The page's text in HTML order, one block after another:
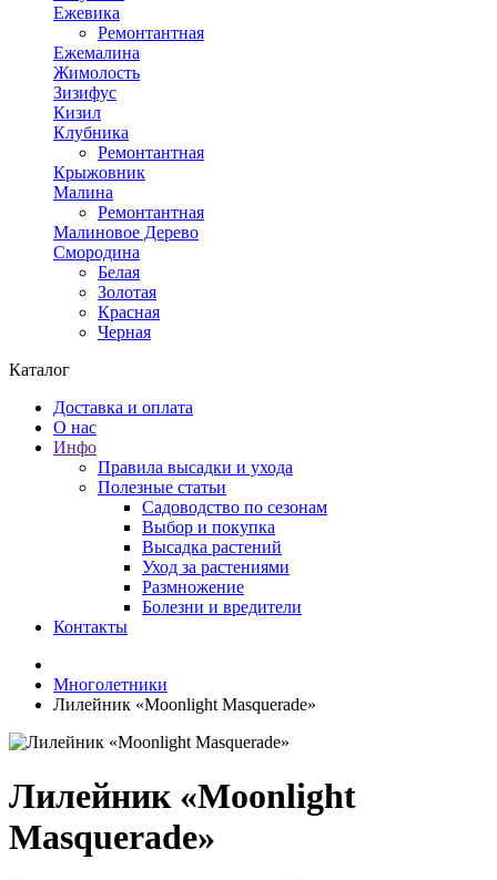
Ежевика
Ремонтантная
Ежемалина
Жимолость
Зизифус
Кизил
Клубника
Ремонтантная
Крыжовник
Малина
Ремонтантная
Малиновое Дерево
Смородина
Белая
Золотая
Красная
Черная
Каталог
Доставка и оплата
О нас
Инфо
Правила высадки и ухода
Полезные статьи
Садоводство по сезонам
Выбор и покупка
Высадка растений
Уход за растениями
Размножение
Болезни и вредители
Контакты
Многолетники
Лилейник «Moonlight Masquerade»
Лилейник «Moonlight
Masquerade»